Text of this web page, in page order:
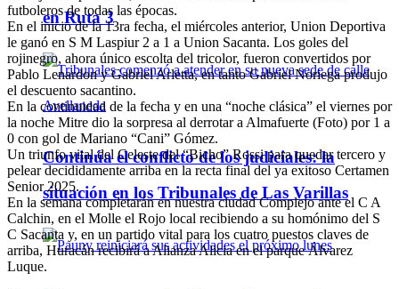
en Ruta 3
Continúa el conflicto de los judiciales: la
situación en los Tribunales de Las Varillas
futboleros de todas las épocas.
En el inicio de la 13ra fecha, el miércoles anterior, Union Deportiva
le ganó en S M Laspiur 2 a 1 a Union Sacanta. Los goles del
rojinegro, ahora único escolta del tricolor, fueron convertidos por
Pablo Lenardon y Gabriel Arletta, en tanto Gabriel Noriega produjo
el descuento sacantino.
En la continuidad de la fecha y en una “noche clásica” el viernes por
la noche Mitre dio la sorpresa al derrotar a Almafuerte (Foto) por 1 a
0 con gol de Mariano “Cani” Gómez.
Un triunfo vital del Celeste del “Bicho” Rossi para quedar tercero y
pelear decididamente arriba en la recta final del ya exitoso Certamen
Senior 2025.
En la semana completarán en nuestra ciudad Complejo ante el C A
Calchin, en el Molle el Rojo local recibiendo a su homónimo del S
C Sacanta y, en un partido vital para los cuatro puestos claves de
arriba, Huracán recibirá a Alianza Alicia en el parque Álvarez
Luque.